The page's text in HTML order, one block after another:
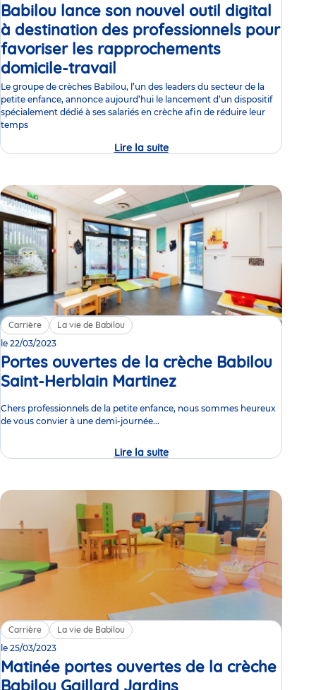
Babilou lance son nouvel outil digital
à destination des professionnels pour
favoriser les rapprochements
domicile-travail
de
presse
Le groupe de crèches Babilou, l’un des leaders du secteur de la
petite enfance, annonce aujourd’hui le lancement d’un dispositif
spécialement dédié à ses salariés en crèche afin de réduire leur
temps
Lire la suiteBabilou
lance
outil
digital
à
destination
des
professionnels
pour
favoriser
les
rapprochements
domicile-
travail
Carrière
La vie de Babilou
le 22/03/2023
Portes ouvertes de la crèche Babilou
Saint-Herblain Martinez
Chers professionnels de la petite enfance, nous sommes heureux
de vous convier à une demi-journée...
Lire la suitePortes
ouvertes
Saint-
Herblain
Martinez
Carrière
La vie de Babilou
le 25/03/2023
Matinée portes ouvertes de la crèche
Babilou Gaillard Jardins